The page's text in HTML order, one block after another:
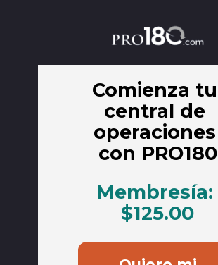
Comienza tu
central de
operaciones
con PRO180
Membresía:
$125.00